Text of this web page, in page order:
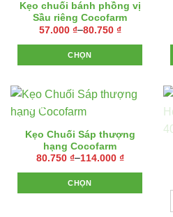
Kẹo chuối bánh phồng vị
Sầu riêng Cocofarm
57.000 ₫–80.750 ₫
Khoảng
từ
57.000 ₫
đến
CHỌN
này
có
nhiều
biến
thể.
Các
tùy
- 5%
Kẹo Chuối Sáp thượng
hạng Cocofarm
80.750 ₫–114.000 ₫
Khoảng
từ
80.750 ₫
đến
CHỌN